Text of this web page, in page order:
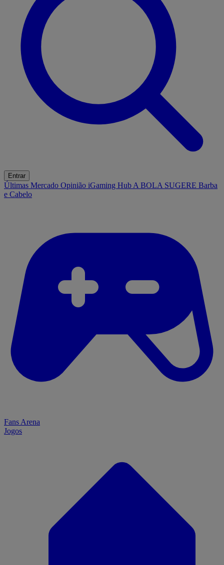
Entrar
Últimas Mercado Opinião iGaming Hub A BOLA SUGERE Barba
e Cabelo
Fans Arena
Jogos